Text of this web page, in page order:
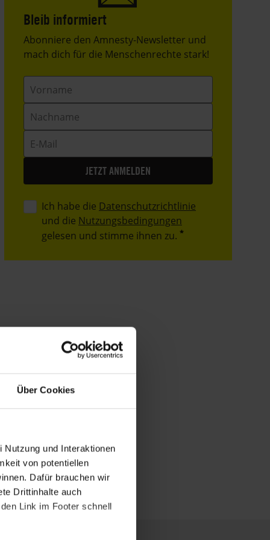
Über Cookies
Nutzung und Interaktionen
von potentiellen
Dafür brauchen wir
Drittinhalte auch
Link im Footer schnell
Bleib informiert
Header
Text
Abonniere den Amnesty-Newsletter und
mach dich für die Menschenrechte stark!
Mail
Ich habe die Datenschutzrichtlinie
und die Nutzungsbedingungen
gelesen und stimme ihnen zu.